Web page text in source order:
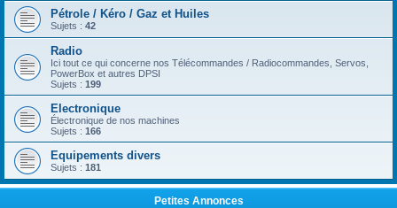
Pétrole / Kéro / Gaz et Huiles
Sujets : 42
Radio
Ici tout ce qui concerne nos Télécommandes / Radiocommandes, Servos,
PowerBox et autres DPSI
Sujets : 199
Electronique
Électronique de nos machines
Sujets : 166
Equipements divers
Sujets : 181
Petites Annonces